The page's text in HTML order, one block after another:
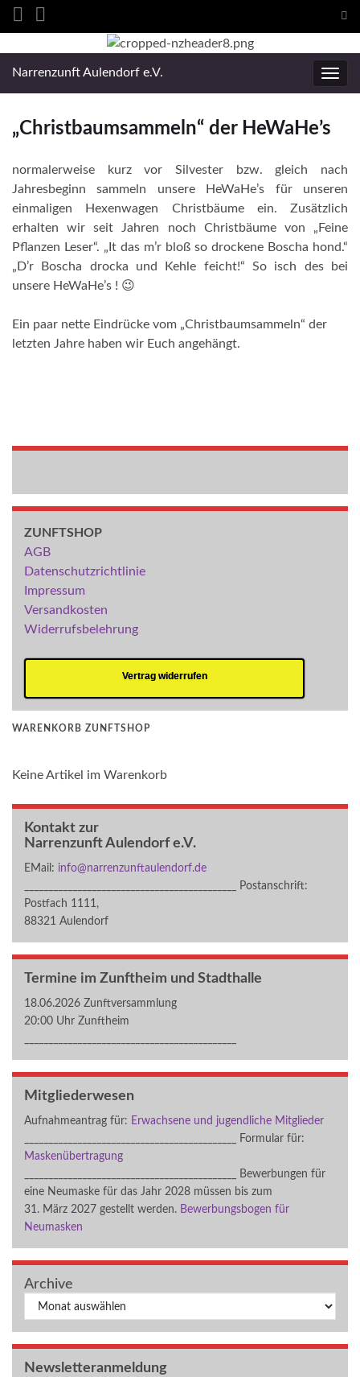
Search for:
Narrenzunft Aulendorf e.V.
„Christbaumsammeln“ der HeWaHe’s
normalerweise kurz vor Silvester bzw. gleich nach
Jahresbeginn sammeln unsere HeWaHe’s für unseren
einmaligen Hexenwagen Christbäume ein. Zusätzlich
erhalten wir seit Jahren noch Christbäume von „Feine
Pflanzen Leser“. „It das m’r bloß so drockene Boscha hond.“
„D’r Boscha drocka und Kehle feicht!“ So isch des bei
unsere HeWaHe’s ! 😉
Ein paar nette Eindrücke vom „Christbaumsammeln“ der
letzten Jahre haben wir Euch angehängt.
ZUNFTSHOP
AGB
Datenschutzrichtlinie
Impressum
Versandkosten
Widerrufsbelehrung
Vertrag widerrufen
WARENKORB ZUNFTSHOP
Keine Artikel im Warenkorb
Kontakt zur
Narrenzunft Aulendorf e.V.
EMail: info@narrenzunftaulendorf.de
____________________________________________ Postanschrift:
Postfach 1111,
88321 Aulendorf
Termine im Zunftheim und Stadthalle
18.06.2026 Zunftversammlung
20:00 Uhr Zunftheim
Mitgliederwesen
Aufnahmeantrag für: Erwachsene und jugendliche Mitglieder
____________________________________________ Formular für:
Maskenübertragung
____________________________________________ Bewerbungen für
eine Neumaske für das Jahr 2028 müssen bis zum
31. März 2027 gestellt werden. Bewerbungsbogen für
Neumasken
Archive
Archiv
Newsletteranmeldung